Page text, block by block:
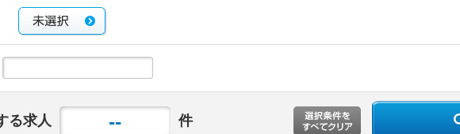
る求人 -- 件